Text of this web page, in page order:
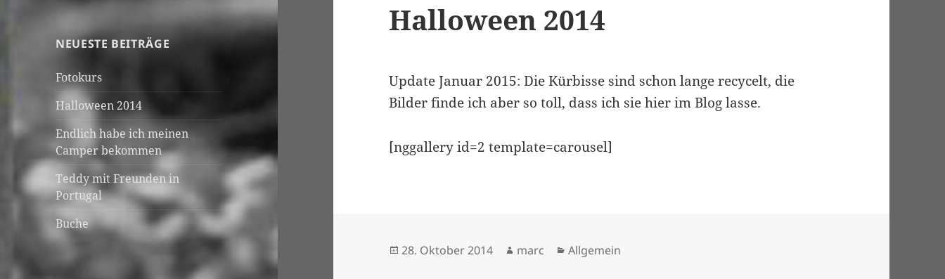
NEUESTE BEITRÄGE
Fotokurs
Halloween 2014
Endlich habe ich meinen
Camper bekommen
Teddy mit Freunden in
Portugal
Buche
Halloween 2014
Update Januar 2015: Die Kürbisse sind schon lange recycelt, die
Bilder finde ich aber so toll, dass ich sie hier im Blog lasse.
[nggallery id=2 template=carousel]
Veröffentlicht
28. Oktober 2014 Autor
marc Kategorien
Allgemein